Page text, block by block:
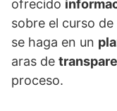
ofrecido
sobre el curso
se haga en un
aras de
proceso.